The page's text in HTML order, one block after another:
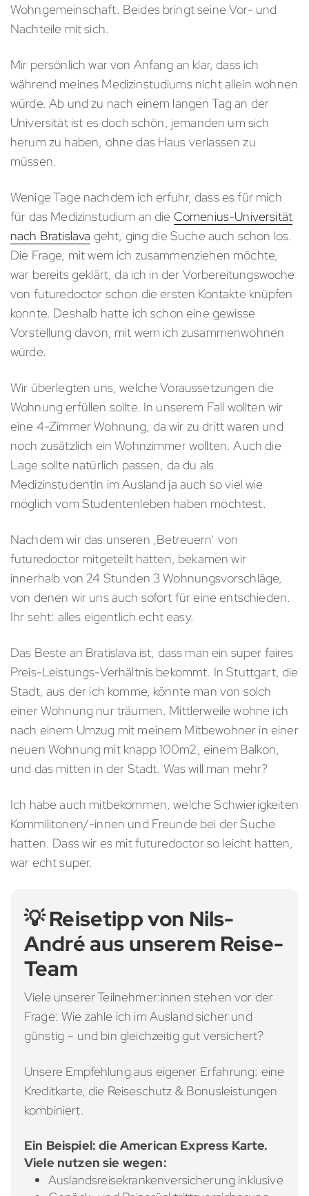
Wohngemeinschaft. Beides bringt seine Vor- und
Nachteile mit sich.
Mir persönlich war von Anfang an klar, dass ich
während meines Medizinstudiums nicht allein wohnen
würde. Ab und zu nach einem langen Tag an der
Universität ist es doch schön, jemanden um sich
herum zu haben, ohne das Haus verlassen zu
müssen.
Wenige Tage nachdem ich erfuhr, dass es für mich
für das Medizinstudium an die Comenius-Universität
nach Bratislava geht, ging die Suche auch schon los.
Die Frage, mit wem ich zusammenziehen möchte,
war bereits geklärt, da ich in der Vorbereitungswoche
von futuredoctor schon die ersten Kontakte knüpfen
konnte. Deshalb hatte ich schon eine gewisse
Vorstellung davon, mit wem ich zusammenwohnen
würde.
Wir überlegten uns, welche Voraussetzungen die
Wohnung erfüllen sollte. In unserem Fall wollten wir
eine 4-Zimmer Wohnung, da wir zu dritt waren und
noch zusätzlich ein Wohnzimmer wollten. Auch die
Lage sollte natürlich passen, da du als
MedizinstudentIn im Ausland ja auch so viel wie
möglich vom Studentenleben haben möchtest.
Nachdem wir das unseren ‚Betreuern‘ von
futuredoctor mitgeteilt hatten, bekamen wir
innerhalb von 24 Stunden 3 Wohnungsvorschläge,
von denen wir uns auch sofort für eine entschieden.
Ihr seht: alles eigentlich echt easy.
Das Beste an Bratislava ist, dass man ein super faires
Preis-Leistungs-Verhältnis bekommt. In Stuttgart, die
Stadt, aus der ich komme, könnte man von solch
einer Wohnung nur träumen. Mittlerweile wohne ich
nach einem Umzug mit meinem Mitbewohner in einer
neuen Wohnung mit knapp 100m2, einem Balkon,
und das mitten in der Stadt. Was will man mehr?
Ich habe auch mitbekommen, welche Schwierigkeiten
Kommilitonen/-innen und Freunde bei der Suche
hatten. Dass wir es mit futuredoctor so leicht hatten,
war echt super.
💡 Reisetipp von Nils-
André aus unserem Reise-
Team
Viele unserer Teilnehmer:innen stehen vor der
Frage: Wie zahle ich im Ausland sicher und
günstig – und bin gleichzeitig gut versichert?
Unsere Empfehlung aus eigener Erfahrung: eine
Kreditkarte, die Reiseschutz & Bonusleistungen
kombiniert.
Ein Beispiel: die American Express Karte.
Viele nutzen sie wegen:
Auslandsreisekrankenversicherung inklusive